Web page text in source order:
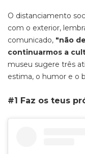
O distanciamento
com o exterior,
comunicado, "não
continuarmos a
museu sugere três
estima, o humor e o
#1 Faz os teus